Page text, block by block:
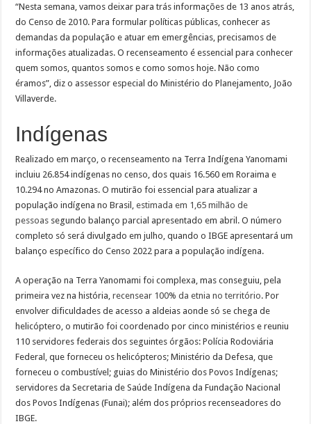
“Nesta semana, vamos deixar para trás informações de 13 anos atrás,
do Censo de 2010. Para formular políticas públicas, conhecer as
demandas da população e atuar em emergências, precisamos de
informações atualizadas. O recenseamento é essencial para conhecer
quem somos, quantos somos e como somos hoje. Não como
éramos”, diz o assessor especial do Ministério do Planejamento, João
Villaverde.
Indígenas
Realizado em março, o recenseamento na Terra Indígena Yanomami
incluiu 26.854 indígenas no censo, dos quais 16.560 em Roraima e
10.294 no Amazonas. O mutirão foi essencial para atualizar a
população indígena no Brasil,estimada em 1,65 milhão de
pessoas segundo balanço parcial apresentado em abril. O número
completo só será divulgado em julho, quando o IBGE apresentará um
balanço específico do Censo 2022 para a população indígena.
A operação na Terra Yanomami foi complexa, mas conseguiu, pela
primeira vez na história,recensear 100% da etnia no território. Por
envolver dificuldades de acesso a aldeias aonde só se chega de
helicóptero, o mutirão foi coordenado por cinco ministérios e reuniu
110 servidores federais dos seguintes órgãos: Polícia Rodoviária
Federal, que forneceu os helicópteros; Ministério da Defesa, que
forneceu o combustível; guias do Ministério dos Povos Indígenas;
servidores da Secretaria de Saúde Indígena da Fundação Nacional
dos Povos Indígenas (Funai); além dos próprios recenseadores do
IBGE.